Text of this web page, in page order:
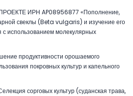
ИРН AP08956877 «Пополнение,
свеклы (Beta vulgaris) и изучение его
с использованием молекулярных
продуктивности орошаемого
покровных культур и капельного
сорговых культур (суданская трава,